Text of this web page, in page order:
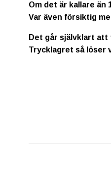
Om det är kallare
Var även försiktig
Det går självklart att
Trycklagret så löser